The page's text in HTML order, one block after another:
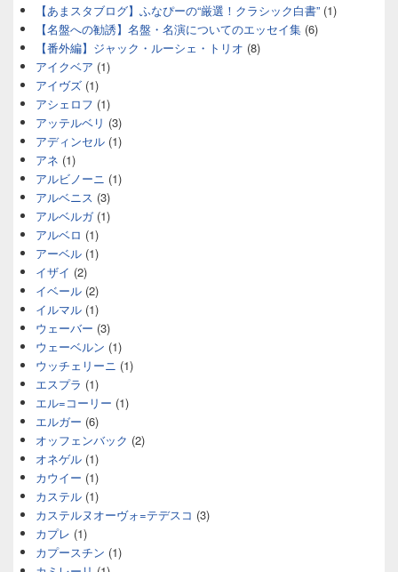
【あまスタブログ】ふなぴーの“厳選！クラシック白書” (1)
【名盤への勧誘】名盤・名演についてのエッセイ集 (6)
【番外編】ジャック・ルーシェ・トリオ (8)
アイクベア (1)
アイヴズ (1)
アシェロフ (1)
アッテルベリ (3)
アディンセル (1)
アネ (1)
アルビノーニ (1)
アルベニス (3)
アルベルガ(1)
アルベロ (1)
アーベル (1)
イザイ (2)
イベール (2)
イルマル (1)
ウェーバー (3)
ウェーベルン (1)
ウッチェリーニ (1)
エスプラ (1)
エル=コーリー (1)
エルガー (6)
オッフェンバック (2)
オネゲル (1)
カウイー (1)
カステル (1)
カステルヌオーヴォ=テデスコ (3)
カプレ (1)
カプースチン (1)